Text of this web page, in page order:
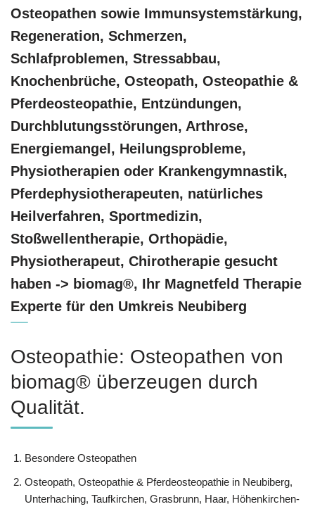
Osteopathen sowie Immunsystemstärkung,
Regeneration, Schmerzen,
Schlafproblemen, Stressabbau,
Knochenbrüche, Osteopath, Osteopathie &
Pferdeosteopathie, Entzündungen,
Durchblutungsstörungen, Arthrose,
Energiemangel, Heilungsprobleme,
Physiotherapien oder Krankengymnastik,
Pferdephysiotherapeuten, natürliches
Heilverfahren, Sportmedizin,
Stoßwellentherapie, Orthopädie,
Physiotherapeut, Chirotherapie gesucht
haben -> biomag®, Ihr Magnetfeld Therapie
Experte für den Umkreis Neubiberg
Osteopathie: Osteopathen von
biomag® überzeugen durch
Qualität.
Besondere Osteopathen
Osteopath, Osteopathie & Pferdeosteopathie in Neubiberg,
Unterhaching, Taufkirchen, Grasbrunn, Haar, Höhenkirchen-